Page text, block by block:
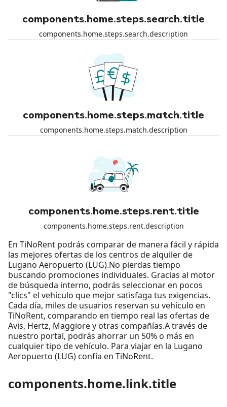
components.home.steps.search.title
components.home.steps.search.description
components.home.steps.match.title
components.home.steps.match.description
components.home.steps.rent.title
components.home.steps.rent.description
En TiNoRent podrás comparar de manera fácil y rápida
las mejores ofertas de los centros de alquiler de
Lugano Aeropuerto (LUG).No pierdas tiempo
buscando promociones individuales. Gracias al motor
de búsqueda interno, podrás seleccionar en pocos
"clics" el vehículo que mejor satisfaga tus exigencias.
Cada día, miles de usuarios reservan su vehículo en
TiNoRent, comparando en tiempo real las ofertas de
Avis, Hertz, Maggiore y otras compañías.A través de
nuestro portal, podrás ahorrar un 50% o más en
cualquier tipo de vehículo. Para viajar en la Lugano
Aeropuerto (LUG) confía en TiNoRent.
components.home.link.title